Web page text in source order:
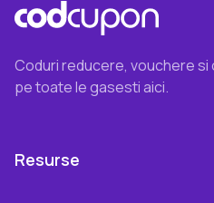
Coduri reducere, vouchere si
pe toate le gasesti aici.
Resurse